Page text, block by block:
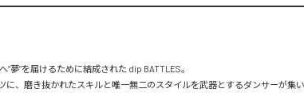
へ“夢”を届けるために結成された dip BATTLES。
に、磨き抜かれたスキルと唯一無二のスタイルを武器とするダンサーが集